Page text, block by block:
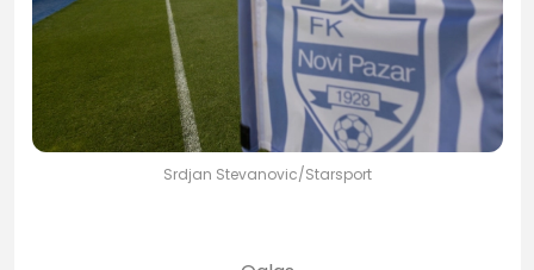
Srdjan Stevanovic/Starsport